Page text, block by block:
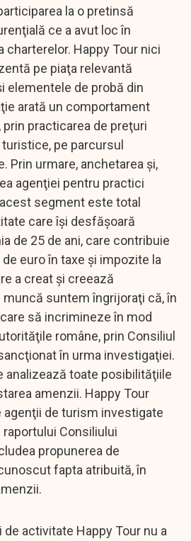
la o pretinsă
ce a avut loc în
charterelor. Happy Tour nici
pe piaţa relevantă
elementele de probă din
arată un comportament
practicarea de preţuri
pe parcursul
Prin urmare, anchetarea şi,
agenţiei pentru practici
segment este total
care îşi desfăşoară
de 25 de ani, care contribuie
euro în taxe şi impozite la
a creat şi creează
suntem îngrijoraţi că, în
să incrimineze în mod
române, prin Consiliul
în urma investigaţiei.
analizează toate posibilităţiile
amenzii. Happy Tour
de turism investigate
Consiliului
propunerea de
fapta atribuită, în
de activitate Happy Tour nu a